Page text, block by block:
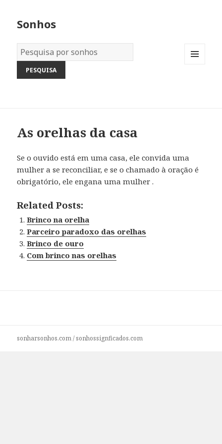
Sonhos
Dicionário
dos
Sonhos:
As orelhas da casa
Se o ouvido está em uma casa, ele convida uma
mulher a se reconciliar, e se o chamado à oração é
obrigatório, ele engana uma mulher .
Related Posts:
Brinco na orelha
Parceiro paradoxo das orelhas
Brinco de ouro
Com brinco nas orelhas
sonharsonhos.com/sonhossignficados.com